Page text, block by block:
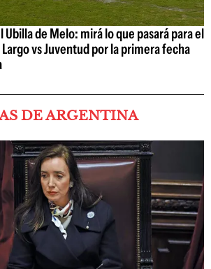
Ubilla de Melo: mirá lo que pasará para el
vs Juventud por la primera fecha
DE ARGENTINA